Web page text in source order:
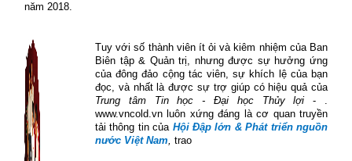
năm 2018.
Tuy với số thành viên ít ỏi và kiêm nhiệm của Ban
Biên tập & Quản trị, nhưng được sự hưởng ứng
của đông đảo cộng tác viên, sự khích lệ của bạn
đọc, và nhất là được sự trợ giúp có hiệu quả của
Trung tâm Tin học - Đại học Thủy lợi - .
www.vncold.vn luôn xứng đáng là cơ quan truyền
tải thông tin của Hội Đập lớn & Phát triển nguồn
nước Việt Nam, trao